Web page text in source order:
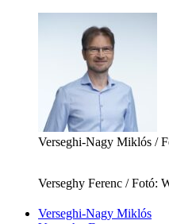
Verseghi-Nagy Miklós /
Verseghy Ferenc / Fotó:
Verseghi-Nagy Miklós